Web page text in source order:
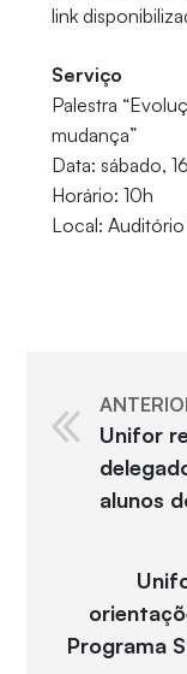
link
Serviço
Palestra
mudança”
Data: sábado,
Horário: 10h
Local:
Unifor
alunos
Programa